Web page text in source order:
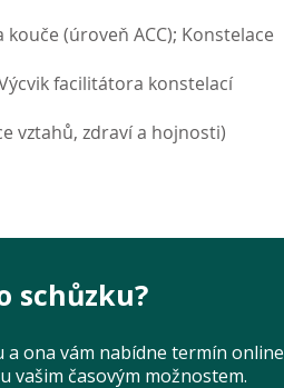
(úroveň ACC); Konstelace
facilitátora konstelací
vztahů, zdraví a hojnosti)
schůzku?
a ona vám nabídne termín online
vašim časovým možnostem.